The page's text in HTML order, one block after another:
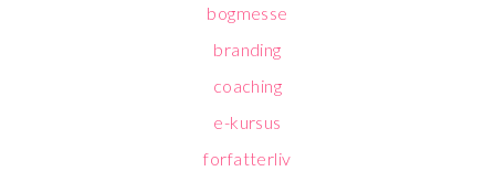
bogmesse
branding
coaching
e-kursus
forfatterliv